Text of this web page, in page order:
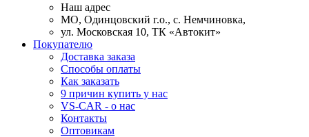
Наш адрес
МО, Одинцовский г.о., с. Немчиновка,
ул. Московская 10, ТК «Автокит»
Покупателю
Доставка заказа
Способы оплаты
Как заказать
9 причин купить у нас
VS-CAR - о нас
Контакты
Оптовикам